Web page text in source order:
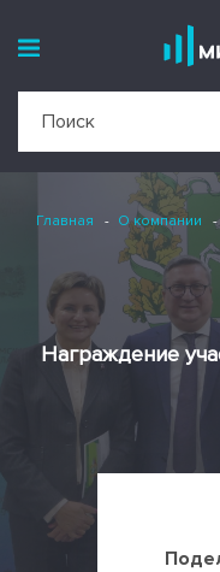
Награждение
Главная О компании